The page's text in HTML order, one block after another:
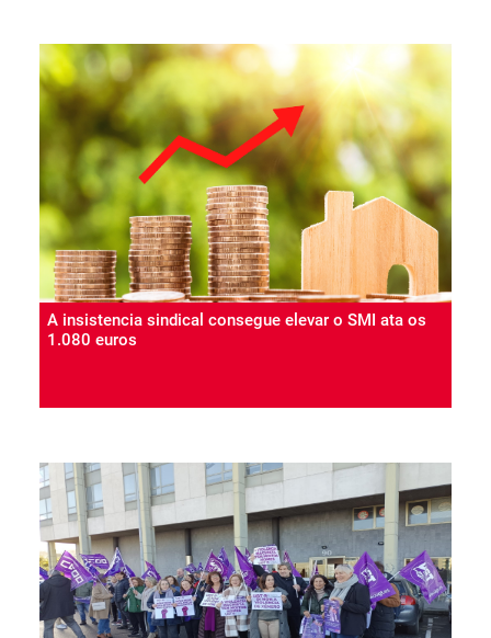
A insistencia sindical consegue elevar o SMI ata os
1.080 euros